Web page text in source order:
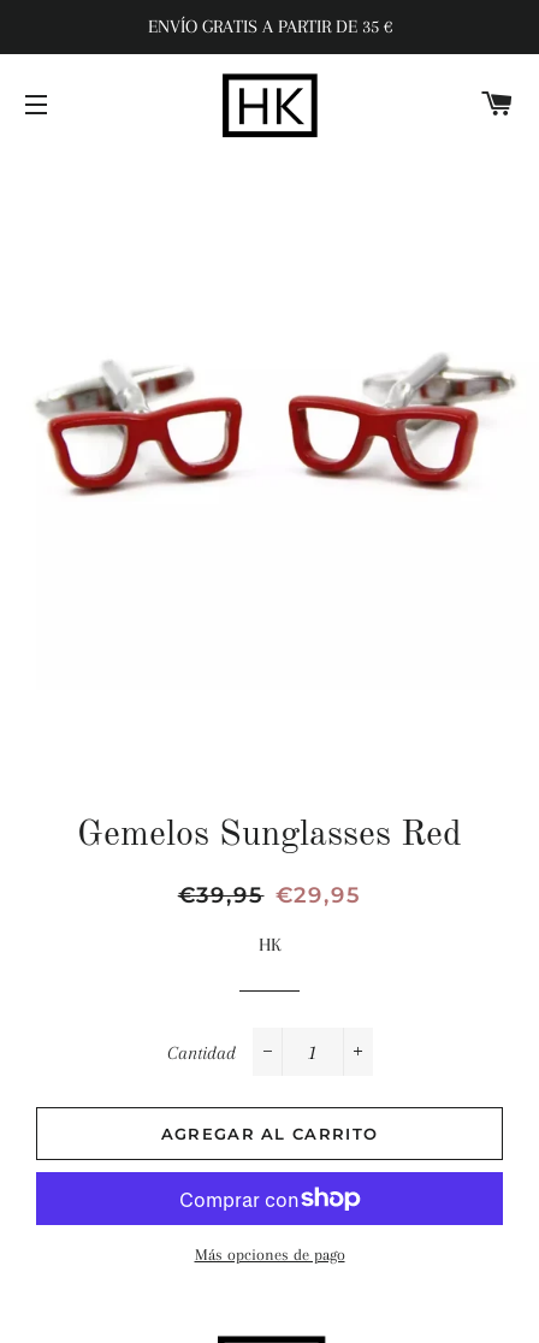
ENVÍO GRATIS A PARTIR DE 35 €
Gemelos Sunglasses Red
Precio
€39,95 Precio
oferta
€29,95
HK
Cantidad
AGREGAR AL CARRITO
Más opciones de pago